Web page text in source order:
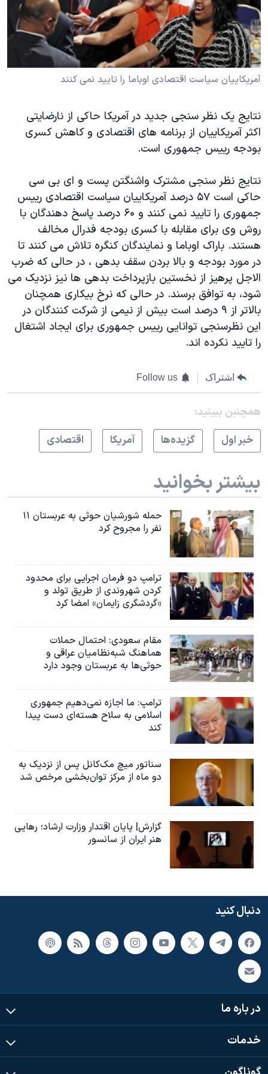
فرهنگ و زندگی
حقوق شهروندی
اقتصادی
علم و فناوری
گالری عکس
آرشیو پخش زنده
مستندها
انتخابات ریاست جمهوری آمریکا ۲۰۲۴
حمله جمهوری اسلامی به اسرائیل
رمز مهسا
اعتراضات زن، زندگی، آزادی
مجموعه مستندهای دادخواهی
دادگاه حمید نوری
چهل سال گروگان‌گیری
قانون شفافیت دارائی کادر رهبری ایران
اعتراضات مردمی آبان ۹۸
اسرائیل در جنگ
نرگس محمدی برنده جایزه نوبل صلح
همایش محافظه‌کاران آمریکا «سی‌پک»
صفحه‌های ویژه
دنبال کنید
آمریکاییان سیاست اقتصادی اوباما را تایید نمی کنند
نتایج یک نظر سنجی جدید در آمریکا حاکی از نارضایتی
اکثر آمریکاییان از برنامه های اقتصادی و کاهش کسری
بودجه رییس جمهوری است.
نتایج نظر سنجی مشترک واشنگتن پست و ای بی سی
حاکی است ۵۷ درصد آمریکاییان سیاست اقتصادی رییس
جمهوری را تایید نمی کنند و ۶۰ درصد پاسخ دهندگان با
روش وی برای مقابله با کسری بودجه فدرال مخالف
هستند. باراک اوباما و نمایندگان کنگره تلاش می کنند تا
در مورد بودجه و بالا بردن سقف بدهی ، در حالی که ضرب
الاجل پرهیز از نخستین بازپرداخت بدهی ها نیز نزدیک می
شود، به توافق برسند. در حالی که نرخ بیکاری همچنان
بالاتر از ۹ درصد است بیش از نیمی از شرکت کنندگان در
این نظرسنجی توانایی رییس جمهوری برای ایجاد اشتغال
را تایید نکرده اند.
اشتراک Follow us
همچنبن ببینید:
خبر اول
گزيده‌ها آمريکا اقتصادی
بیشتر بخوانید
حمله شورشیان حوثی به عربستان ۱۱
نفر را مجروح کرد
ترامپ دو فرمان اجرایی برای محدود
کردن شهروندی از طریق تولد و
«گردشگری زایمان» امضا کرد
مقام سعودی: احتمال حملات
هماهنگ شبه‌نظامیان عراقی و
حوثی‌ها به عربستان وجود دارد
ترامپ: ما اجازه نمی‌دهیم جمهوری
اسلامی به سلاح هسته‌ای دست پیدا
کند
سناتور میچ مک‌کانل پس از نزدیک به
دو ماه از مرکز توان‌بخشی مرخص شد
گزارش| پایان اقتدار وزارت ارشاد؛ رهایی
هنر ایران از سانسور
دنبال کنید
در باره ما
خدمات